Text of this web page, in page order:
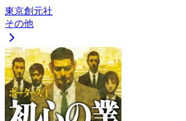
東京創元社
その他